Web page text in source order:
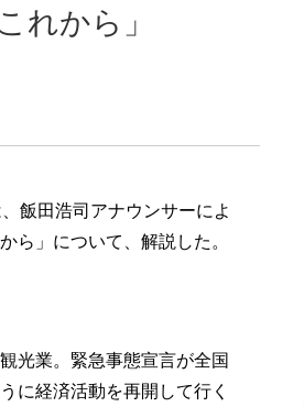
れから」
飯田浩司アナウンサーによ
ら」について、解説した。
光業。緊急事態宣言が全国
に経済活動を再開して行く